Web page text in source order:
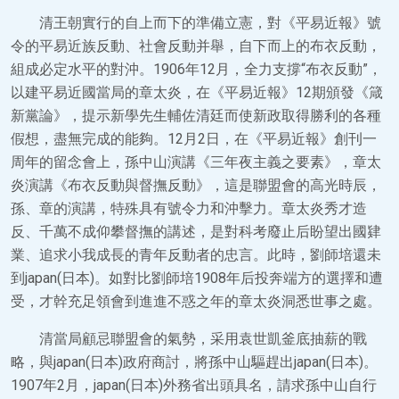
清王朝實行的自上而下的準備立憲，對《平易近報》號
令的平易近族反動、社會反動并舉，自下而上的布衣反動，
組成必定水平的對沖。1906年12月，全力支撐“布衣反動”，
以建平易近國當局的章太炎，在《平易近報》12期頒發《箴
新黨論》，提示新學先生輔佐清廷而使新政取得勝利的各種
假想，盡無完成的能夠。12月2日，在《平易近報》創刊一
周年的留念會上，孫中山演講《三年夜主義之要素》，章太
炎演講《布衣反動與督撫反動》，這是聯盟會的高光時辰，
孫、章的演講，特殊具有號令力和沖擊力。章太炎秀才造
反、千萬不成仰攀督撫的講述，是對科考廢止后盼望出國肄
業、追求小我成長的青年反動者的忠言。此時，劉師培還未
到japan(日本)。如對比劉師培1908年后投奔端方的選擇和遭
受，才幹充足領會到進進不惑之年的章太炎洞悉世事之處。
清當局顧忌聯盟會的氣勢，采用袁世凱釜底抽薪的戰
略，與japan(日本)政府商討，將孫中山驅趕出japan(日本)。
1907年2月，japan(日本)外務省出頭具名，請求孫中山自行